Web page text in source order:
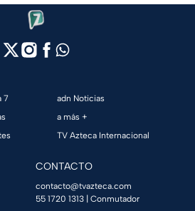
7
adn Noticias
a más +
TV Azteca Internacional
CONTACTO
contacto@tvazteca.com
55 1720 1313 | Conmutador